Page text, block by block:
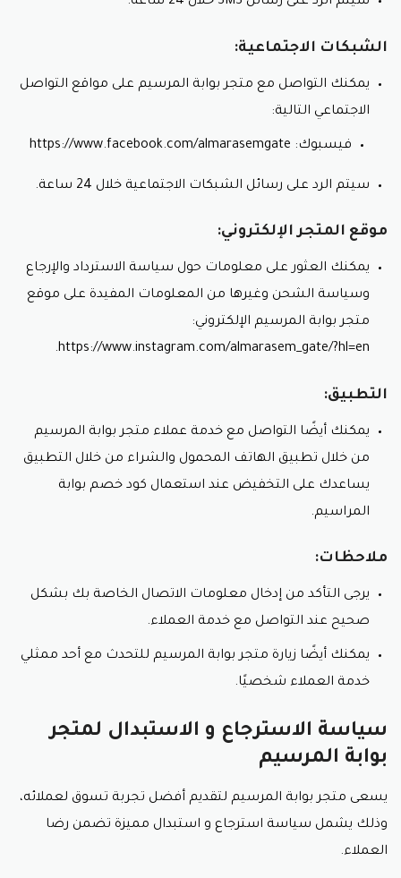
الشبكات الاجتماعية:
يمكنك التواصل مع متجر بوابة المرسيم على مواقع التواصل
الاجتماعي التالية:
فيسبوك: https://www.facebook.com/almarasemgate
سيتم الرد على رسائل الشبكات الاجتماعية خلال 24 ساعة.
موقع المتجر الإلكتروني:
يمكنك العثور على معلومات حول سياسة الاسترداد والإرجاع
وسياسة الشحن وغيرها من المعلومات المفيدة على موقع
متجر بوابة المرسيم الإلكتروني:
https://www.instagram.com/almarasem_gate/?hl=en.
التطبيق:
يمكنك أيضًا التواصل مع خدمة عملاء متجر بوابة المرسيم
من خلال تطبيق الهاتف المحمول والشراء من خلال التطبيق
يساعدك على التخفيض عند استعمال كود خصم بوابة
المراسيم.
ملاحظات:
يرجى التأكد من إدخال معلومات الاتصال الخاصة بك بشكل
صحيح عند التواصل مع خدمة العملاء.
يمكنك أيضًا زيارة متجر بوابة المرسيم للتحدث مع أحد ممثلي
خدمة العملاء شخصيًا.
سياسة الاسترجاع و الاستبدال لمتجر
بوابة المرسيم
يسعى متجر بوابة المرسيم لتقديم أفضل تجربة تسوق لعملائه،
وذلك يشمل سياسة استرجاع و استبدال مميزة تضمن رضا
العملاء.